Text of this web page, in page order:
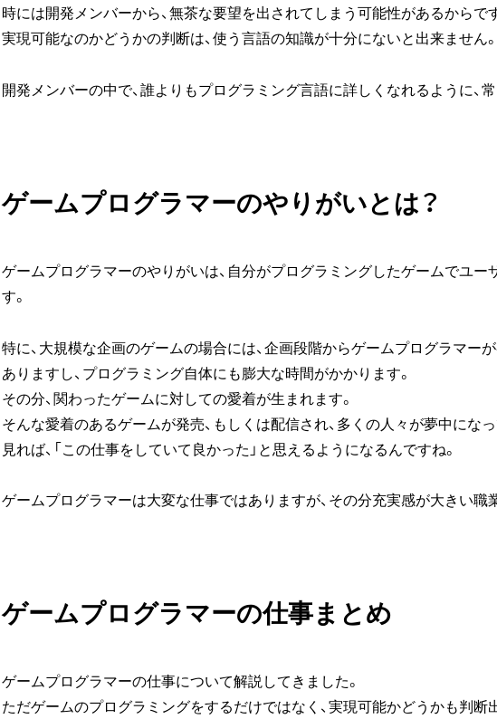
時には開発メンバーから、無茶な要望を出されてしまう可能性があるからで
実現可能なのかどうかの判断は、使う言語の知識が十分にないと出来ません。
開発メンバーの中で、誰よりもプログラミング言語に詳しくなれるように、
ゲームプログラマーのやりがいとは？
ゲームプログラマーのやりがいは、自分がプログラミングしたゲームでユ
す。
特に、大規模な企画のゲームの場合には、企画段階からゲームプログラマー
ありますし、プログラミング自体にも膨大な時間がかかります。
その分、関わったゲームに対しての愛着が生まれます。
そんな愛着のあるゲームが発売、もしくは配信され、多くの人々が夢中にな
見れば、「この仕事をしていて良かった」と思えるようになるんですね。
ゲームプログラマーは大変な仕事ではありますが、その分充実感が大きい職
ゲームプログラマーの仕事まとめ
ゲームプログラマーの仕事について解説してきました。
ただゲームのプログラミングをするだけではなく、実現可能かどうかも判断